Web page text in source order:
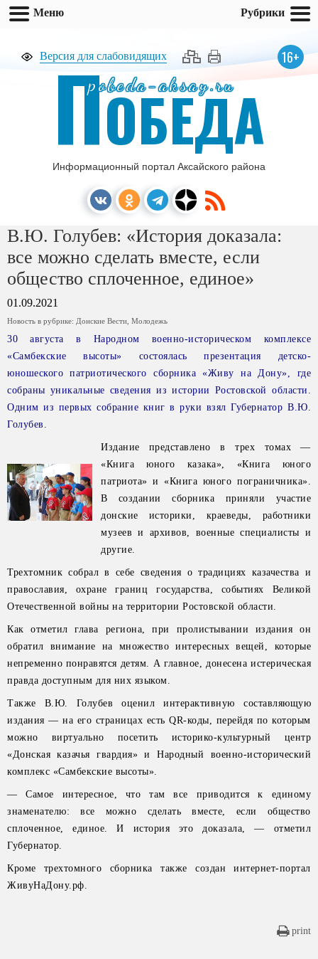
Версия для слабовидящих 16+
pobeda-aksay.ru
ПОБЕДА
Информационный портал Аксайского района
В.Ю. Голубев: «История доказала:
все можно сделать вместе, если
общество сплоченное, единое»
01.09.2021
Новость в рубрике: Донские Вести Молодежь
30 августа в Народном военно-историческом комплексе
«Самбекские высоты» состоялась презентация детско-
юношеского патриотического сборника «Живу на Дону», где
собраны уникальные сведения из истории Ростовской области.
Одним из первых собрание книг в руки взял Губернатор В.Ю.
Голубев.
Издание представлено в трех томах —
«Книга юного казака», «Книга юного
патриота» и «Книга юного пограничника».
В создании сборника приняли участие
донские историки, краеведы, работники
музеев и архивов, военные специалисты и
другие.
Трехтомник собрал в себе сведения о традициях казачества и
православия, охране границ государства, событиях Великой
Отечественной войны на территории Ростовской области.
Как отметил глава региона, при пролистывании издания он
обратил внимание на множество интересных вещей, которые
непременно понравятся детям. А главное, донесена истерическая
правда доступным для них языком.
Также В.Ю. Голубев оценил интерактивную составляющую
издания — на его страницах есть QR-коды, перейдя по которым
можно виртуально посетить историко-культурный центр
«Донская казачья гвардия» и Народный военно-исторический
комплекс «Самбекские высоты».
— Самое интересное, что там все приводится к единому
знаменателю: все можно сделать вместе, если общество
сплоченное, единое. И история это доказала, — отметил
Губернатор.
Кроме трехтомного сборника также создан интернет-портал
ЖивуНаДону.рф.
print
Меню Рубрики